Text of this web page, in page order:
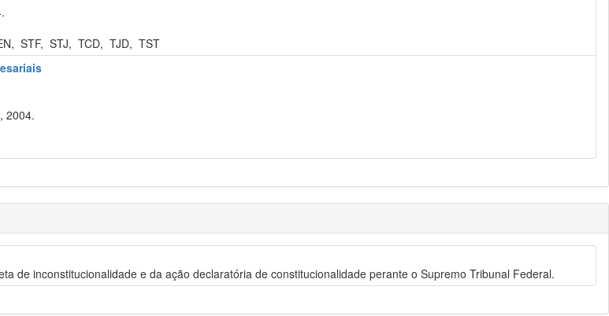
,STF,STJ,TCD,TJD,TST
2004.
de inconstitucionalidade e da ação declaratória de constitucionalidade perante o Supremo Tribunal Federal.